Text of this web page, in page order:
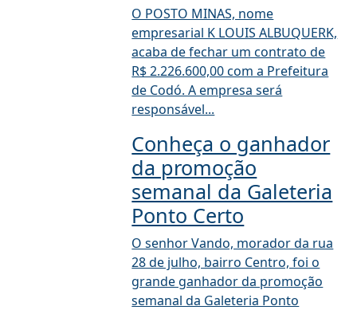
O POSTO MINAS, nome
empresarial K LOUIS ALBUQUERK,
acaba de fechar um contrato de
R$ 2.226.600,00 com a Prefeitura
de Codó. A empresa será
responsável...
Conheça o ganhador
da promoção
semanal da Galeteria
Ponto Certo
O senhor Vando, morador da rua
28 de julho, bairro Centro, foi o
grande ganhador da promoção
semanal da Galeteria Ponto